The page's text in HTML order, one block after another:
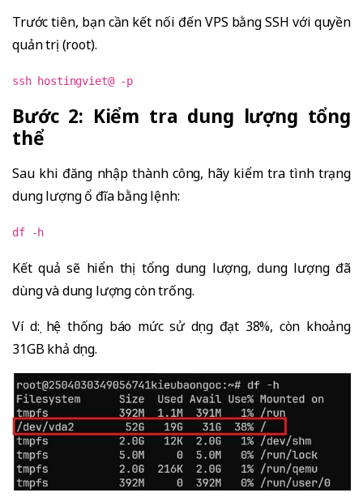
Trước tiên, bạn cần kết nối đến VPS bằng SSH với quyền
quản trị (root).
ssh hostingviet@ -p
Bước 2: Kiểm tra dung lượng tổng
thể
Sau khi đăng nhập thành công, hãy kiểm tra tình trạng
dung lượng ổ đĩa bằng lệnh:
df -h
Kết quả sẽ hiển thị tổng dung lượng, dung lượng đã
dùng và dung lượng còn trống.
Ví dụ: hệ thống báo mức sử dụng đạt 38%, còn khoảng
31GB khả dụng.